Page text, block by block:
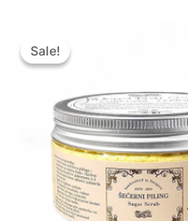
Sale!
Sale!
KM 19.00